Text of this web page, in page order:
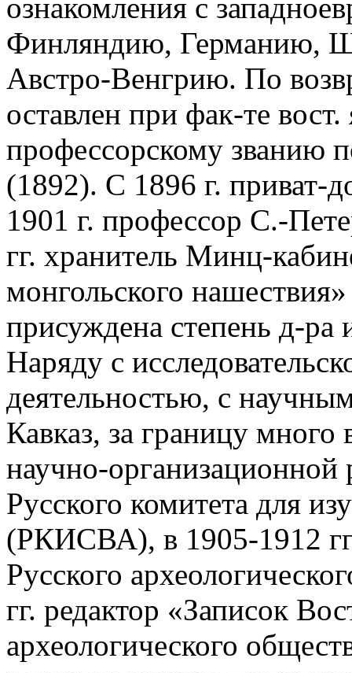
ознакомления с
Финляндию, Германию,
Австро-Венгрию. По
оставлен при фак-те
профессорскому званию
(1892). С 1896 г. приват-
1901 г. профессор С.-
гг. хранитель Минц-
монгольского
присуждена степень д-ра
Наряду с
деятельностью, с
Кавказ, за границу много
научно-организационной
Русского комитета для
(РКИСВА), в 1905-1912
Русского
гг. редактор «Записок
археологического